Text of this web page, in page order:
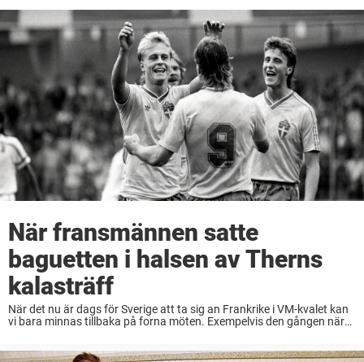
När fransmännen satte
baguetten i halsen av Therns
kalasträff
När det nu är dags för Sverige att ta sig an Frankrike i VM-kvalet kan
vi bara minnas tillbaka på forna möten. Exempelvis den gången när